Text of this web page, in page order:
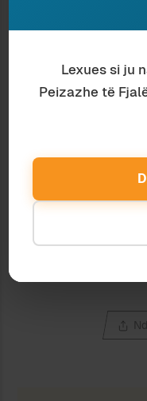
PROBLEMI ETIK
21 July 2009
Subscribe to get
Lexues si ju
Peizazhe të